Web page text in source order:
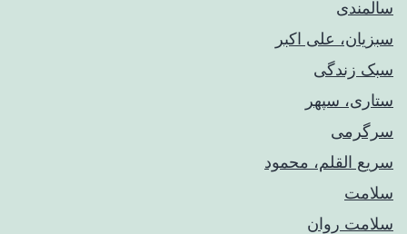
سالمندی
سبزیان، علی اکبر
سبک زندگی
ستاری، سپهر
سرگرمی
سریع القلم، محمود
سلامت
سلامت روان